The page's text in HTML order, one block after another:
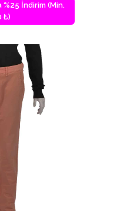
%25 İndirim (Min.
₺)